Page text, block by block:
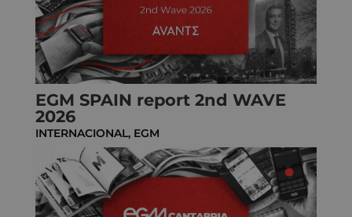
EGM SPAIN report 2nd WAVE
2026
INTERNACIONAL, EGM